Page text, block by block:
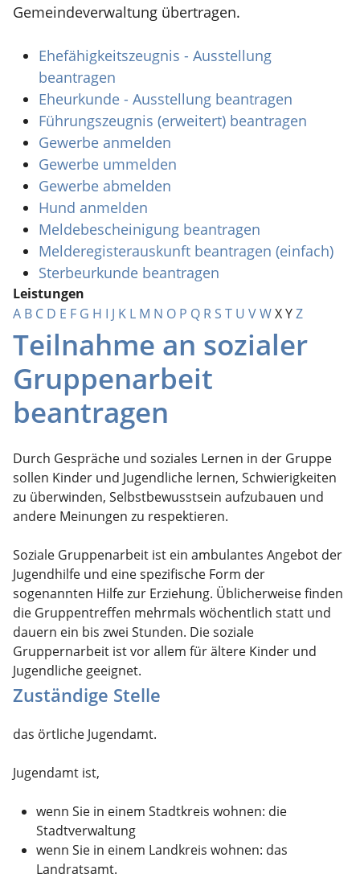
Gemeindeverwaltung übertragen.
Ehefähigkeitszeugnis - Ausstellung
beantragen
Eheurkunde - Ausstellung beantragen
Führungszeugnis (erweitert) beantragen
Gewerbe anmelden
Gewerbe ummelden
Gewerbe abmelden
Hund anmelden
Meldebescheinigung beantragen
Melderegisterauskunft beantragen (einfach)
Sterbeurkunde beantragen
Leistungen
A B C D E F G H I J K L M N O P Q R S T U VWXYZ
Teilnahme an sozialer
Gruppenarbeit
beantragen
Durch Gespräche und soziales Lernen in der Gruppe
sollen Kinder und Jugendliche lernen, Schwierigkeiten
zu überwinden, Selbstbewusstsein aufzubauen und
andere Meinungen zu respektieren.
Soziale Gruppenarbeit ist ein ambulantes Angebot der
Jugendhilfe und eine spezifische Form der
sogenannten Hilfe zur Erziehung. Üblicherweise finden
die Gruppentreffen mehrmals wöchentlich statt und
dauern ein bis zwei Stunden. Die soziale
Gruppernarbeit ist vor allem für ältere Kinder und
Jugendliche geeignet.
Zuständige Stelle
das örtliche Jugendamt.
Jugendamt ist,
wenn Sie in einem Stadtkreis wohnen: die
Stadtverwaltung
wenn Sie in einem Landkreis wohnen: das
Landratsamt.